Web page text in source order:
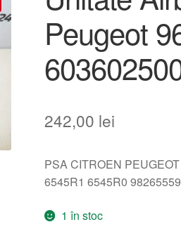
Peugeot
242,00 lei
PSA CITROEN
6545R1 6545R0
1 în stoc